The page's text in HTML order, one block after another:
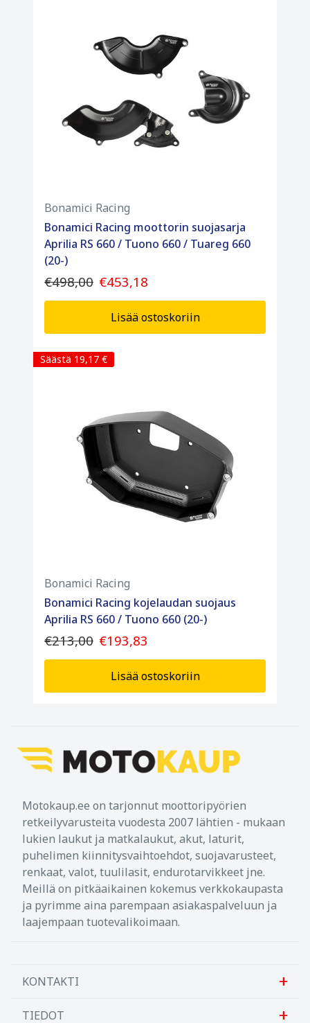
Bonamici Racing
Bonamici Racing moottorin suojasarja
Aprilia RS 660 / Tuono 660 / Tuareg 660
(20-)
€498,00 €453,18
Lisää ostoskoriin
Säästä 19,17 €
Bonamici Racing
Bonamici Racing kojelaudan suojaus
Aprilia RS 660 / Tuono 660 (20-)
€213,00 €193,83
Lisää ostoskoriin
Motokaup.ee on tarjonnut moottoripyörien
retkeilyvarusteita vuodesta 2007 lähtien - mukaan
lukien laukut ja matkalaukut, akut, laturit,
puhelimen kiinnitysvaihtoehdot, suojavarusteet,
renkaat, valot, tuulilasit, endurotarvikkeet jne.
Meillä on pitkäaikainen kokemus verkkokaupasta
ja pyrimme aina parempaan asiakaspalveluun ja
laajempaan tuotevalikoimaan.
KONTAKTI
Sanlab OÜ
TIEDOT